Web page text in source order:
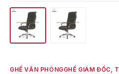
GHẾ VĂN PHÒNGGHẾ GIÁM ĐỐC,